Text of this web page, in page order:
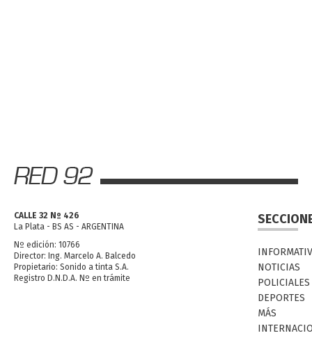
CALLE 32 Nº 426
La Plata - BS AS - ARGENTINA
Nº edición: 10766
Director: Ing. Marcelo A. Balcedo
Propietario: Sonido a tinta S.A.
Registro D.N.D.A. Nº en trámite
NOTICIAS
POLICIALES
DEPORTES
MÁS